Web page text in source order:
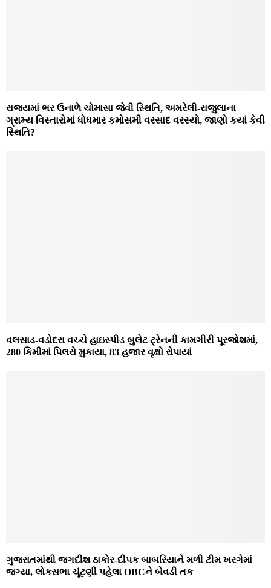
રાજ્યમાં ભર ઉનાળે ચોમાસા જેવી સ્થિતિ, અમરેલી-રાજુલાના
ગ્રામ્ય વિસ્તારોમાં ધોધમાર કમોસમી વરસાદ વરસ્યો, જાણો કયાં કેવી
સ્થિતિ?
વલસાડ-વડોદરા વચ્ચે હાઇસ્પીડ બુલેટ ટ્રેનની કામગીરી પૂરજોશમાં,
280 કિમીમાં પિલરો મુકાયા, 83 હજાર વૃક્ષો રોપાયાં
ગુજરાતમાંથી જગદીશ ઠાકોર-દીપક બાબરિયાને મળી ટીમ ખરગેમાં
જગ્યા, લોકસભા ચૂંટણી પહેલા OBCને બેવડી તક